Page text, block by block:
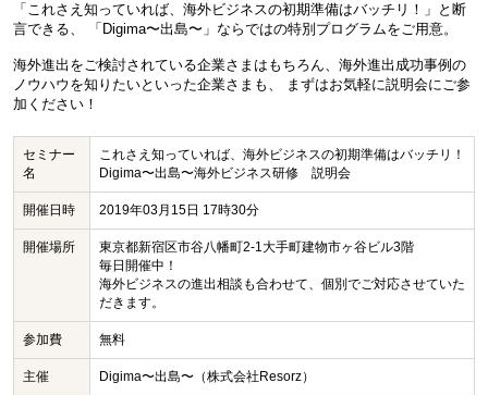
「これさえ知っていれば、海外ビジネスの初期準備はバッチリ！」と断
言できる、 「Digima〜出島〜」ならではの特別プログラムをご用意。
海外進出をご検討されている企業さまはもちろん、海外進出成功事例の
ノウハウを知りたいといった企業さまも、 まずはお気軽に説明会にご参
加ください！
セミナー
名
これさえ知っていれば、海外ビジネスの初期準備はバッチリ！
Digima〜出島〜海外ビジネス研修 説明会
開催日時 2019年03月15日 17時30分
開催場所
東京都新宿区市谷八幡町2-1大手町建物市ヶ谷ビル3階
毎日開催中！
海外ビジネスの進出相談も合わせて、個別でご対応させていた
だきます。
参加費 無料
主催 Digima〜出島〜（株式会社Resorz）